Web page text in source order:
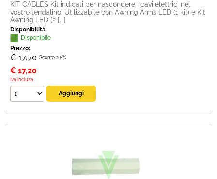
KIT CABLES Kit indicati per nascondere i cavi elettrici nel
vostro tendalino. Utilizzabile con Awning Arms LED (1 kit) e Kit
Awning LED (2 [...]
Disponibilità:
Disponibile
Prezzo:
€ 17,70 Sconto 2.8%
€ 17,20
Iva inclusa